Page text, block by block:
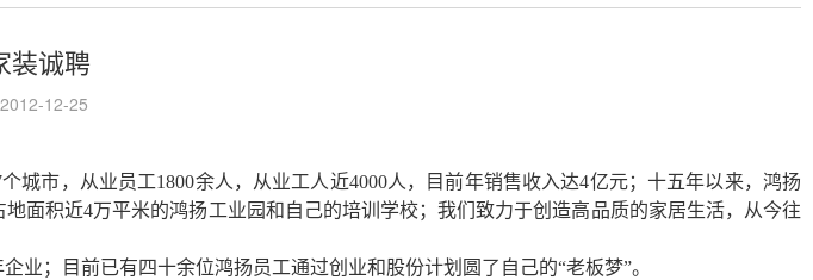
装诚聘
12-25
个城市，从业员工1800余人，从业工人近4000人，目前年销售收入达4亿元；十五年以来，鸿扬
地面积近4万平米的鸿扬工业园和自己的培训学校；我们致力于创造高品质的家居生活，从今往
；目前已有四十余位鸿扬员工通过创业和股份计划圆了自己的“老板梦”。